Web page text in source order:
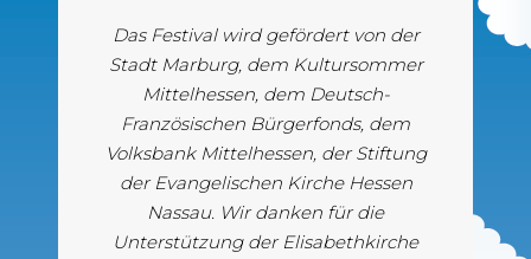
Das Festival wird gefördert von der
Stadt Marburg, dem Kultursommer
Mittelhessen, dem Deutsch-
Französischen Bürgerfonds, dem
Volksbank Mittelhessen, der Stiftung
der Evangelischen Kirche Hessen
Nassau. Wir danken für die
Unterstützung der Elisabethkirche